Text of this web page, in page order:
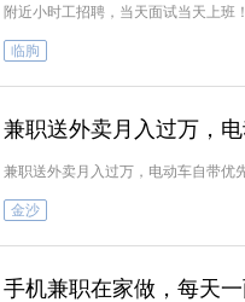
附近小时工招聘，当天面试当天上班
临朐
兼职送外卖月入过万，
兼职送外卖月入过万，电动车自带优
金沙
手机兼职在家做，每天